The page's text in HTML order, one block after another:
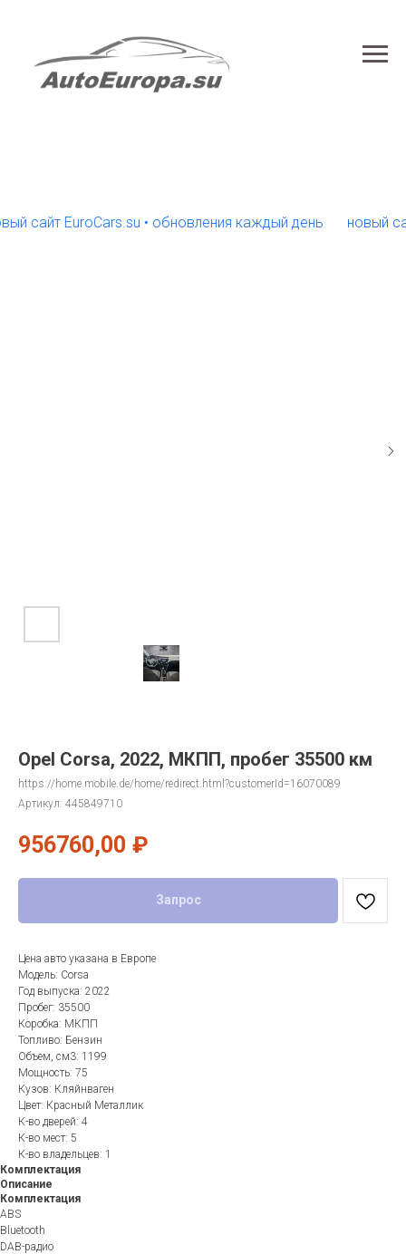
EuroCars.su • обновления каждый день новый сайт
Opel Corsa, 2022, МКПП, пробег 35500 км
https://home.mobile.de/home/redirect.html?customerId=16070089
Артикул: 445849710
956760,00 ₽
Запрос
Цена авто указана в Европе
Модель: Corsa
Год выпуска: 2022
Пробег: 35500
Коробка: МКПП
Топливо: Бензин
Объем, см3: 1199
Мощность: 75
Кузов: Кляйнваген
Цвет: Красный Металлик
К-во дверей: 4
К-во мест: 5
К-во владельцев: 1
Комплектация
Описание
Комплектация
ABS
Bluetooth
DAB-радио